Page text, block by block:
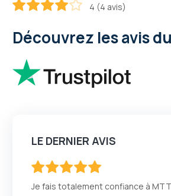
4 (4 avis)
Découvrez les avis
LE DERNIER AVIS
Je fais totalement confiance à MTT